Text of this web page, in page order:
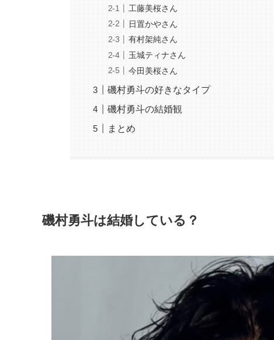
工藤美桜さん
日置かやさん
有村架純さん
玉城ティナさん
今田美桜さん
磯村勇斗の好きなタイプ
磯村勇斗の結婚観
まとめ
磯村勇斗は結婚している？